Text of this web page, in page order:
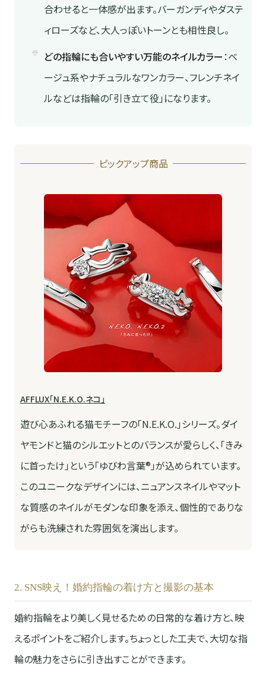
合わせると一体感が出ます。バーガンディやダステ
ィローズなど、大人っぽいトーンとも相性良し。
どの指輪にも合いやすい万能のネイルカラー ：ベ
ージュ系やナチュラルなワンカラー、フレンチネイ
ルなどは指輪の「引き立て役」になります。
ピックアップ商品
AFFLUX「N.E.K.O.ネコ」
遊び心あふれる猫モチーフの「N.E.K.O.」シリーズ。ダイ
ヤモンドと猫のシルエットとのバランスが愛らしく、「きみ
に首ったけ」という「ゆびわ言葉®」が込められています。
このユニークなデザインには、ニュアンスネイルやマット
な質感のネイルがモダンな印象を添え、個性的でありな
がらも洗練された雰囲気を演出します。
2. SNS映え！婚約指輪の着け方と撮影の基本
婚約指輪をより美しく見せるための日常的な着け方と、映
えるポイントをご紹介します。ちょっとした工夫で、大切な指
輪の魅力をさらに引き出すことができます。